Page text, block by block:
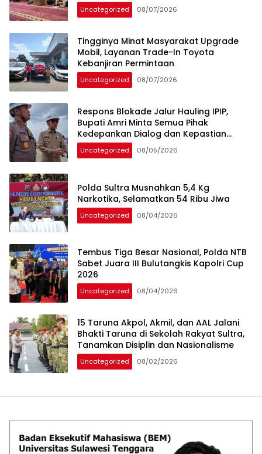
Uncategorized 08/07/2026
Tingginya Minat Masyarakat Upgrade
Mobil, Layanan Trade-In Toyota
Kebanjiran Permintaan
Uncategorized 08/07/2026
Respons Blokade Jalur Hauling IPIP,
Bupati Amri Minta Semua Pihak
Kedepankan Dialog dan Kepastian
Hukum
Uncategorized 08/05/2026
Polda Sultra Musnahkan 5,4 Kg
Narkotika, Selamatkan 54 Ribu Jiwa
Uncategorized 08/04/2026
Tembus Tiga Besar Nasional, Polda NTB
Sabet Juara III Bulutangkis Kapolri Cup
2026
Uncategorized 08/04/2026
15 Taruna Akpol, Akmil, dan AAL Jalani
Bhakti Taruna di Sekolah Rakyat Sultra,
Tanamkan Disiplin dan Nasionalisme
Uncategorized 08/02/2026